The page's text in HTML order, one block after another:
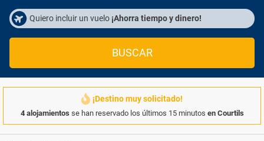
Quiero incluir un vuelo ¡Ahorra tiempo y dinero!
BUSCAR
¡Destino muy solicitado!
4 alojamientos se han reservado los últimos 15 minutos en Courtils